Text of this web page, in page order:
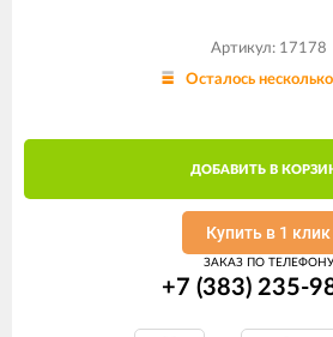
Артикул: 17178
Осталось
ДОБАВИТЬ В
Купить в 1 клик
ЗАКАЗ ПО ТЕЛЕФОНУ
+7 (383) 235-